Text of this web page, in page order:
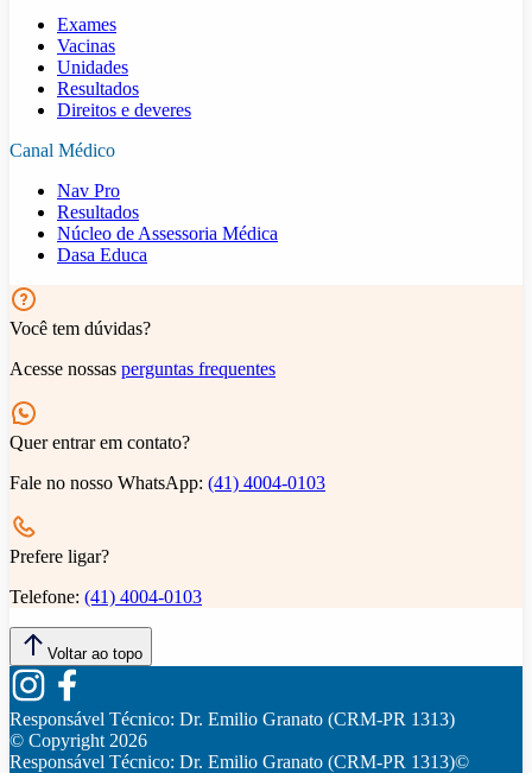
Exames
Vacinas
Unidades
Resultados
Direitos e deveres
Canal Médico
Nav Pro
Resultados
Núcleo de Assessoria Médica
Dasa Educa
Você tem dúvidas?
Acesse nossas perguntas frequentes
Quer entrar em contato?
Fale no nosso WhatsApp: (41) 4004-0103
Prefere ligar?
Telefone: (41) 4004-0103
Voltar ao topo
Responsável Técnico: Dr. Emilio Granato (CRM-PR 1313)
© Copyright2026
Responsável Técnico: Dr. Emilio Granato (CRM-PR 1313)©